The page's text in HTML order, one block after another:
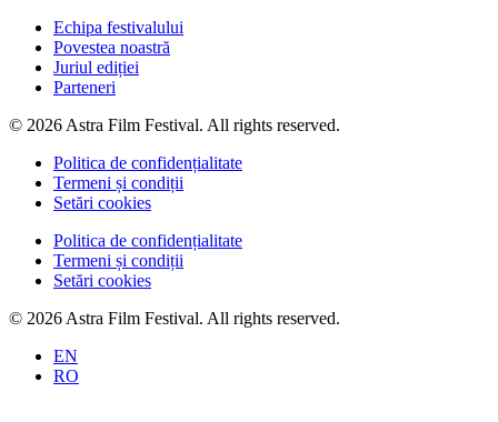
Echipa festivalului
Povestea noastră
Juriul ediției
Parteneri
© 2026 Astra Film Festival. All rights reserved.
Politica de confidențialitate
Termeni și condiții
Setări cookies
Politica de confidențialitate
Termeni și condiții
Setări cookies
© 2026 Astra Film Festival. All rights reserved.
EN
RO